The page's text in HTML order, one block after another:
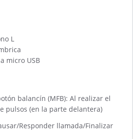
L
micro USB
balancín (MFB): Al realizar el
pulsos (en la parte delantera)
Responder llamada/Finalizar